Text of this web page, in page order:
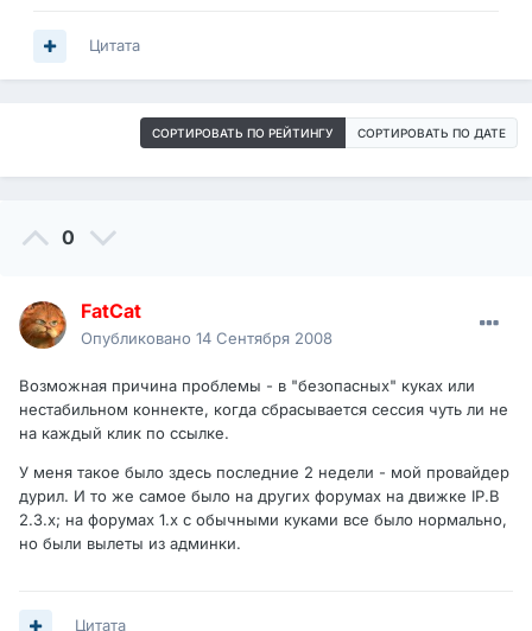
Цитата
СОРТИРОВАТЬ ПО РЕЙТИНГУ СОРТИРОВАТЬ ПО ДАТЕ
0
FatCat
Опубликовано 14 Сентября 2008
Возможная причина проблемы - в "безопасных" куках или
нестабильном коннекте, когда сбрасывается сессия чуть ли не
на каждый клик по ссылке.
У меня такое было здесь последние 2 недели - мой провайдер
дурил. И то же самое было на других форумах на движке IP.B
2.3.х; на форумах 1.х с обычными куками все было нормально,
но были вылеты из админки.
Цитата